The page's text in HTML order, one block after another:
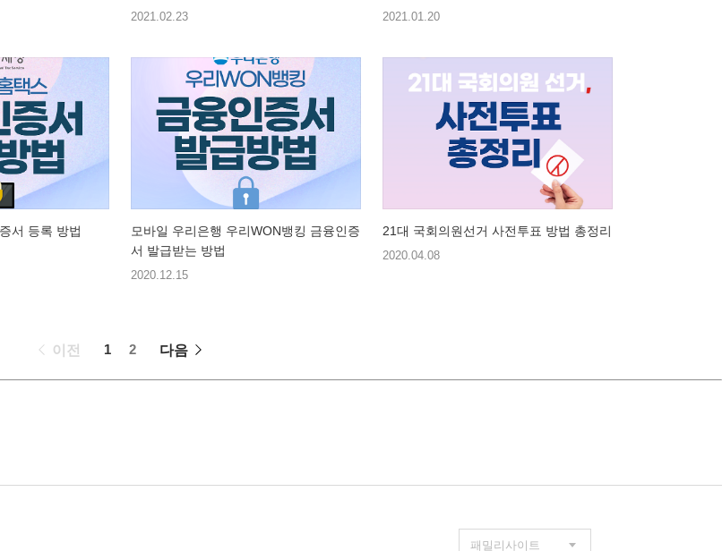
2021.02.23 2021.01.20
서 등록 방법
모바일 우리은행 우리WON뱅킹 금융인증
서 발급받는 방법
2020.12.15
21대 국회의원선거 사전투표 방법 총정리
2020.04.08
페
이전 1 2 다음